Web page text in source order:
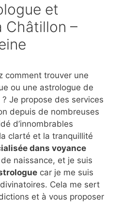
et
Châtillon –
comment trouver une
ou une astrologue de
Je propose des services
depuis de nombreuses
d’innombrables
clarté et la tranquillité
dans voyance
naissance, et je suis
car je me suis
Cela me sert
et à vous proposer